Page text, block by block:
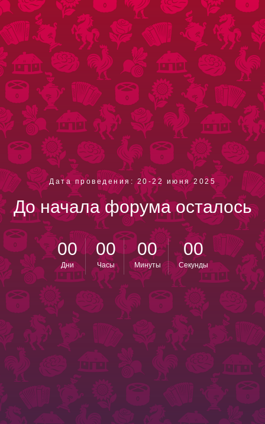
Дата проведения: 20-22 июня 2025
До начала форума осталось
00
Дни
00
Часы
00
Минуты
00
Секунды